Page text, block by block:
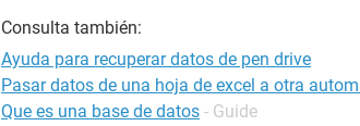
Consulta también:
Ayuda para recuperar datos de pen drive
Pasar datos de una hoja de excel a otra
Que es una base de datos - Guide